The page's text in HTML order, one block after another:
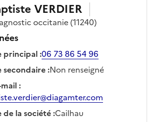
VERDIER
occitanie(11240)
principal:06 73 86 54 96
secondaire:Non renseigné
:
de la société:Cailhau